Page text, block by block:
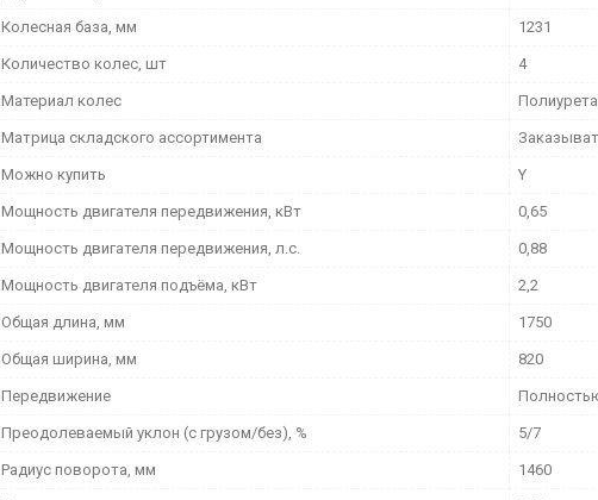
Колесная база, мм 1231
Количество колес, шт 4
Материал колес
Матрица складского ассортимента
Можно купить Y
Мощность двигателя передвижения, кВт 0,65
Мощность двигателя передвижения, л.с. 0,88
Мощность двигателя подъёма, кВт 2,2
Общая длина, мм 1750
Общая ширина, мм 820
Передвижение
Преодолеваемый уклон (с грузом/без), % 5/7
Радиус поворота, мм 1460